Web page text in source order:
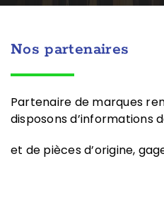
Nos partenaires
Partenaire de marques
disposons d’informations
et de pièces d’origine,